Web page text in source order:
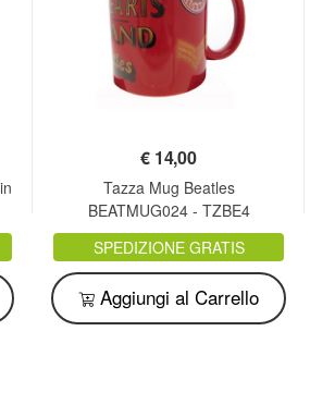
€ 14,00
Tazza Mug Beatles
BEATMUG024 - TZBE4
SPEDIZIONE GRATIS
Aggiungi al Carrello